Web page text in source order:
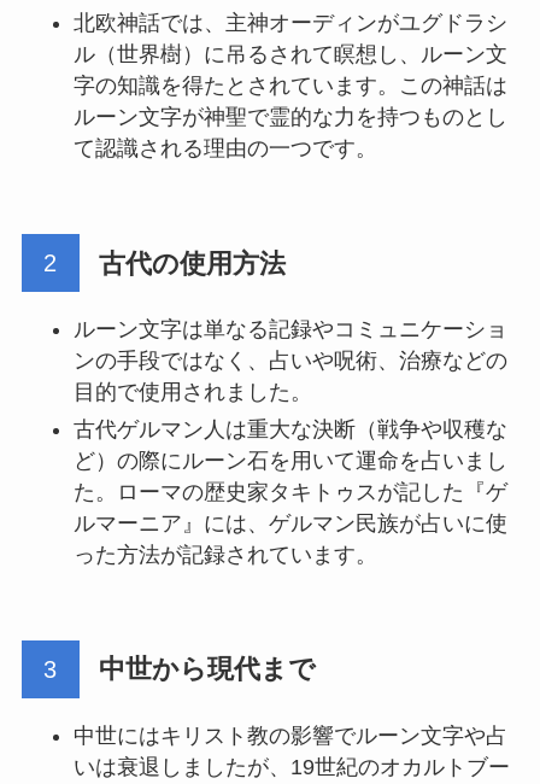
北欧神話では、主神オーディンがユグドラシ
ル（世界樹）に吊るされて瞑想し、ルーン文
字の知識を得たとされています。この神話は
ルーン文字が神聖で霊的な力を持つものとし
て認識される理由の一つです。
古代の使用方法
ルーン文字は単なる記録やコミュニケーショ
ンの手段ではなく、占いや呪術、治療などの
目的で使用されました。
古代ゲルマン人は重大な決断（戦争や収穫な
ど）の際にルーン石を用いて運命を占いまし
た。ローマの歴史家タキトゥスが記した『ゲ
ルマーニア』には、ゲルマン民族が占いに使
った方法が記録されています。
中世から現代まで
中世にはキリスト教の影響でルーン文字や占
いは衰退しましたが、19世紀のオカルトブー